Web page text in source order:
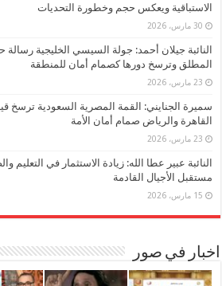
الاستباقية ويعكس حجم وخطورة التحديات
30 مارس، 2026
النائبة جيلان أحمد: جولة السيسي الخليجية
المطلق وترسخ دورها كصمام أمان للمنطقة
23 مارس، 2026
سميرة الجنايني: القمة المصرية السعودية ترسخ
القاهرة والرياض صمام أمان الأمة
23 مارس، 2026
النائبة عبير عطا الله: زيادة الاستثمار في
مستقبل الأجيال القادمة
15 مارس، 2026
اخبار في صور